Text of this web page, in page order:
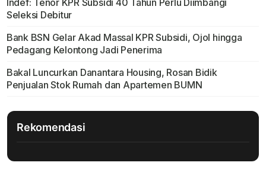
Indef: Tenor KPR Subsidi 40 Tahun Perlu Diimbangi
Seleksi Debitur
Bank BSN Gelar Akad Massal KPR Subsidi, Ojol hingga
Pedagang Kelontong Jadi Penerima
Bakal Luncurkan Danantara Housing, Rosan Bidik
Penjualan Stok Rumah dan Apartemen BUMN
Rekomendasi